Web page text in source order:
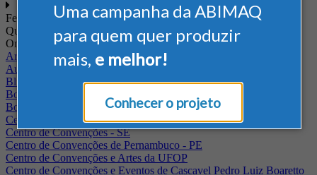
Uma campanha da ABIMAQ
para quem quer produzir
mais, e melhor!
Conhecer o projeto
Feiras
Quando
Onde
Arena Jaguariuna
Auditório Albano Franco - FIEPA
Blumenau - SC
BolognaFiere
Boulevard Olimpico - RJ
Centro Internacional de Convenções do Brasil, em Brasília
Centro de Convenções - SE
Centro de Convenções de Pernambuco - PE
Centro de Convenções e Artes da UFOP
Centro de Convenções e Eventos de Cascavel Pedro Luiz Boaretto